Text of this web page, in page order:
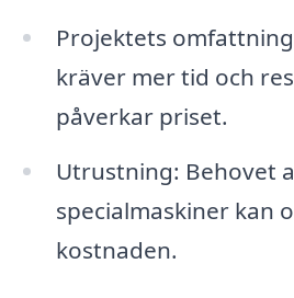
Projektets
kräver mer tid och
påverkar priset.
Utrustning: Behovet
specialmaskiner kan
kostnaden.